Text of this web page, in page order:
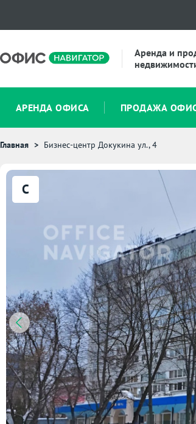
Аренда и
АРЕНДА ОФИСА ПРОДАЖА
Главная Бизнес-центр Докукина ул., 4
C